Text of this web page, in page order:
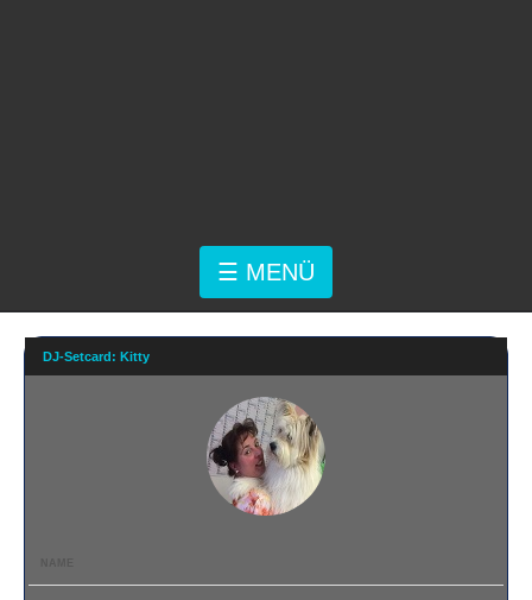
☰ MENÜ
DJ-Setcard: Kitty